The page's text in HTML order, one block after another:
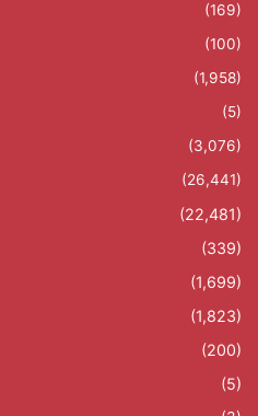
(169)
(100)
(1,958)
(5)
(3,076)
(26,441)
(22,481)
(339)
(1,699)
(1,823)
(200)
(5)